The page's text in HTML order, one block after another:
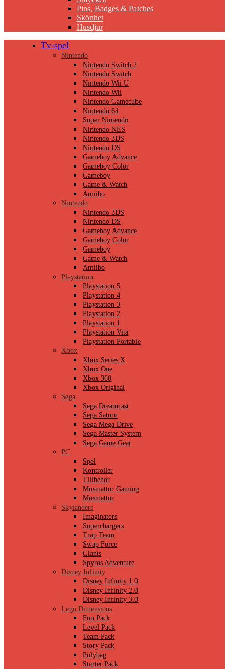
Pins, Badges & Patches
Skönhet
Husdjur
Tv-spel
Nintendo
Nintendo Switch 2
Nintendo Switch
Nintendo Wii U
Nintendo Wii
Nintendo Gamecube
Nintendo 64
Super Nintendo
Nintendo NES
Nintendo 3DS
Nintendo DS
Gameboy Advance
Gameboy Color
Gameboy
Game & Watch
Amiibo
Nintendo
Nintendo 3DS
Nintendo DS
Gameboy Advance
Gameboy Color
Gameboy
Game & Watch
Amiibo
Playstation
Playstation 5
Playstation 4
Playstation 3
Playstation 2
Playstation 1
Playstation Vita
Playstation Portable
Xbox
Xbox Series X
Xbox One
Xbox 360
Xbox Original
Sega
Sega Dreamcast
Sega Saturn
Sega Mega Drive
Sega Master System
Sega Game Gear
PC
Spel
Kontroller
Tillbehör
Musmattor Gaming
Musmattor
Skylanders
Imaginators
Superchargers
Trap Team
Swap Force
Giants
Spyros Adventure
Disney Infinity
Disney Infinity 1.0
Disney Infinity 2.0
Disney Infinity 3.0
Lego Dimensions
Fun Pack
Level Pack
Team Pack
Story Pack
Polybag
Starter Pack